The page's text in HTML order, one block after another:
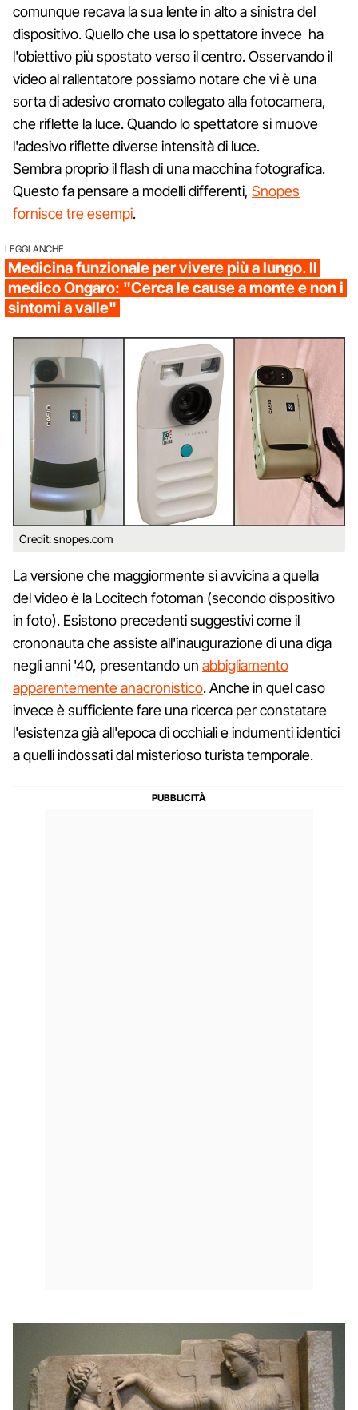
comunque recava la sua lente in alto a sinistra del
dispositivo. Quello che usa lo spettatore invece ha
l'obiettivo più spostato verso il centro. Osservando il
video al rallentatore possiamo notare che vi è una
sorta di adesivo cromato collegato alla fotocamera,
che riflette la luce. Quando lo spettatore si muove
l'adesivo riflette diverse intensità di luce.
Sembra proprio il flash di una macchina fotografica.
Questo fa pensare a modelli differenti, Snopes
fornisce tre esempi.
LEGGI ANCHE
Medicina funzionale per vivere più a lungo. Il
medico Ongaro: "Cerca le cause a monte e non i
sintomi a valle"
Credit: snopes.com
La versione che maggiormente si avvicina a quella
del video è la Locitech fotoman (secondo dispositivo
in foto). Esistono precedenti suggestivi come il
crononauta che assiste all'inaugurazione di una diga
negli anni '40, presentando un abbigliamento
apparentemente anacronistico. Anche in quel caso
invece è sufficiente fare una ricerca per constatare
l'esistenza già all'epoca di occhiali e indumenti identici
a quelli indossati dal misterioso turista temporale.